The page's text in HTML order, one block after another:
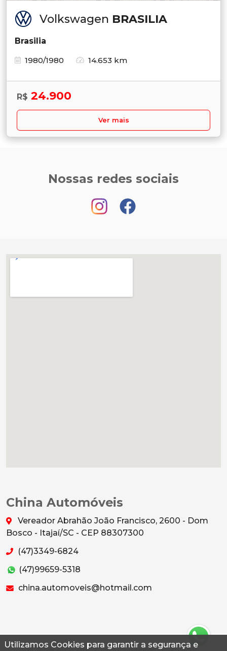
Utilizamos Cookies para garantir a segurança e
Volkswagen BRASILIA
Brasilia
1980/1980
14.653 km
R$ 24.900
Ver mais
Nossas redes sociais
China Automóveis
Vereador Abrahão João Francisco, 2600 - Dom
Bosco - Itajaí/SC - CEP 88307300
(47)3349-6824
(47)99659-5318
china.automoveis@hotmail.com